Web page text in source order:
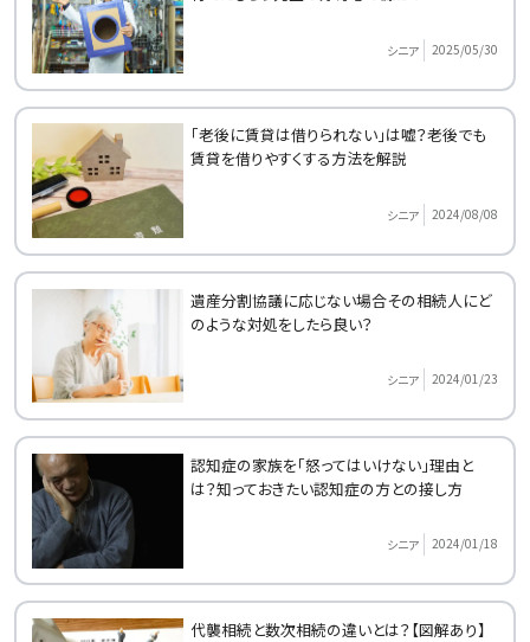
シニア 2025/05/30
「老後に賃貸は借りられない」は嘘？老後でも
賃貸を借りやすくする方法を解説
シニア 2024/08/08
遺産分割協議に応じない場合その相続人にど
のような対処をしたら良い？
シニア 2024/01/23
認知症の家族を「怒ってはいけない」理由と
は？知っておきたい認知症の方との接し方
シニア 2024/01/18
代襲相続と数次相続の違いとは？【図解あり】